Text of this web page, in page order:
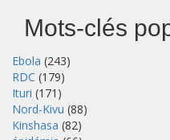
Mots-clés
Ebola (243)
RDC (179)
Ituri (171)
Nord-Kivu (88)
Kinshasa (82)